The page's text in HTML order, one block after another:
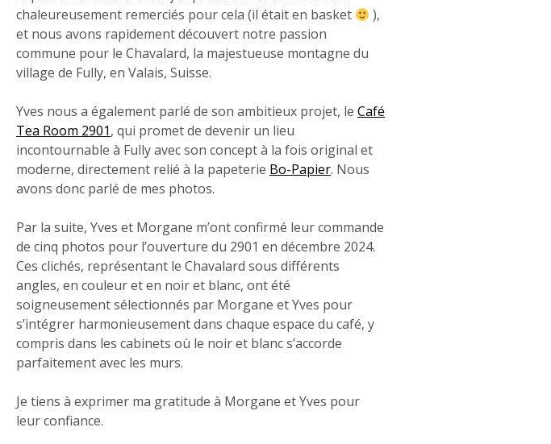
chaleureusement remerciés pour cela (il était en basket
),
et nous avons rapidement découvert notre passion
commune pour le Chavalard, la majestueuse montagne du
village de Fully, en Valais, Suisse.
Yves nous a également parlé de son ambitieux projet, leCafé
Tea Room 2901, qui promet de devenir un lieu
incontournable à Fully avec son concept à la fois original et
moderne, directement relié à la papeterie Bo-Papier. Nous
avons donc parlé de mes photos.
Par la suite, Yves et Morgane m’ont confirmé leur commande
de cinq photos pour l’ouverture du 2901 en décembre 2024.
Ces clichés, représentant le Chavalard sous différents
angles, en couleur et en noir et blanc, ont été
soigneusement sélectionnés par Morgane et Yves pour
s’intégrer harmonieusement dans chaque espace du café, y
compris dans les cabinets où le noir et blanc s’accorde
parfaitement avec les murs.
Je tiens à exprimer ma gratitude à Morgane et Yves pour
leur confiance.